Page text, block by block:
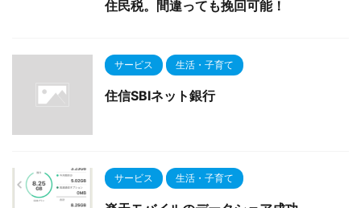
住民税。間違っても挽回可能！
サービス 生活・子育て
住信SBIネット銀行
サービス 生活・子育て